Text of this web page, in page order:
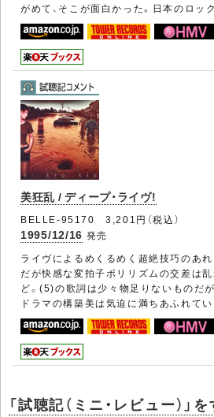
がめて、そこが面白かった。日本のロッ
美狂乱 / ディープ・ライヴ!
BELLE-95170 3,201円（税込）
1995/12/16 発売
ライヴによるめくるめく超絶技巧のあ
だが快感な変拍子ポリリズムの交差は
ど。(5)の歌詞は少々物足りないものだ
ドラマの構築美は気迫に満ちあふれてい
「試聴記（ミニ・レビュー）」